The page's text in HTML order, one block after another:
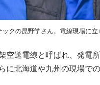
ックの昆野学さん。電線現場に
空送電線と呼ばれ、発電
に北海道や九州の現場での